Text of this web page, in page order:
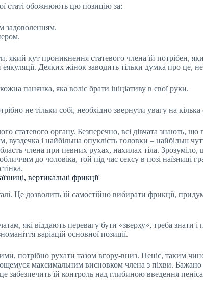
статі обожнюють цю позицію за:
задоволенням.
який кут проникнення статевого члена їй потрібен,
Деяких жінок заводить тільки думка про це,
панянка, яка воліє брати ініціативу в свої руки.
не тільки собі, необхідно звернути увагу на
статевого органу. Безперечно, всі дівчата знають,
і найбільша опуклість головки – найбільш
члена при певних рухах, нахилах тіла. Зрозуміло,
до чоловіка, той під час сексу в позі наїзниці
вертикальні фрикції
Це дозволить їй самостійно вибирати фрикції,
які віддають перевагу бути «зверху», треба знати
варіацій основної позиції.
потрібно рухати тазом вгору-вниз. Пеніс, таким
максимальним висновком члена з піхви.
забезпечить їй контроль над глибиною введення